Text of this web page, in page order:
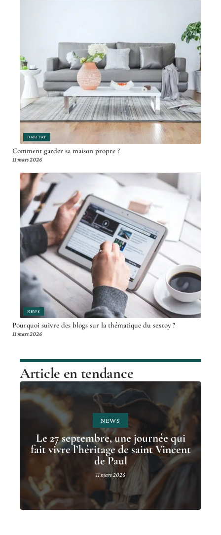
HABITAT
Comment garder sa maison propre ?
11 mars 2026
NEWS
Pourquoi suivre des blogs sur la thématique du sextoy ?
11 mars 2026
Article en tendance
NEWS
Le 27 septembre, une journée qui
fait vivre l’héritage de saint Vincent
de Paul
11 mars 2026